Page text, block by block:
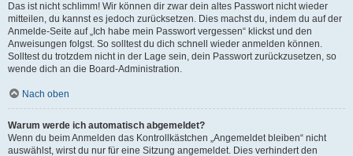
Das ist nicht schlimm! Wir können dir zwar dein altes Passwort nicht wieder
mitteilen, du kannst es jedoch zurücksetzen. Dies machst du, indem du auf der
Anmelde-Seite auf „Ich habe mein Passwort vergessen“ klickst und den
Anweisungen folgst. So solltest du dich schnell wieder anmelden können.
Solltest du trotzdem nicht in der Lage sein, dein Passwort zurückzusetzen, so
wende dich an die Board-Administration.
Nach oben
Warum werde ich automatisch abgemeldet?
Wenn du beim Anmelden das Kontrollkästchen „Angemeldet bleiben“ nicht
auswählst, wirst du nur für eine Sitzung angemeldet. Dies verhindert den